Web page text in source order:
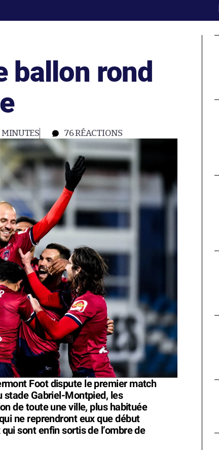
ballon rond
MINUTES 76RÉACTIONS
Foot dispute le premier match
stade Gabriel-Montpied, les
de toute une ville, plus habituée
ne reprendront eux que début
sont enfin sortis de l’ombre de